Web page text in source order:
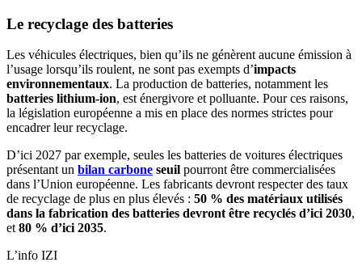
Le recyclage des batteries
Les véhicules électriques, bien qu’ils ne génèrent aucune émission à
l’usage lorsqu’ils roulent, ne sont pas exempts d’impacts
environnementaux. La production de batteries, notamment les
batteries lithium-ion, est énergivore et polluante. Pour ces raisons,
la législation européenne a mis en place des normes strictes pour
encadrer leur recyclage.
D’ici 2027 par exemple, seules les batteries de voitures électriques
présentant un bilan carbone seuil pourront être commercialisées
dans l’Union européenne. Les fabricants devront respecter des taux
de recyclage de plus en plus élevés : 50 % des matériaux utilisés
dans la fabrication des batteries devront être recyclés d’ici 2030,
et 80 % d’ici 2035.
L’info IZI